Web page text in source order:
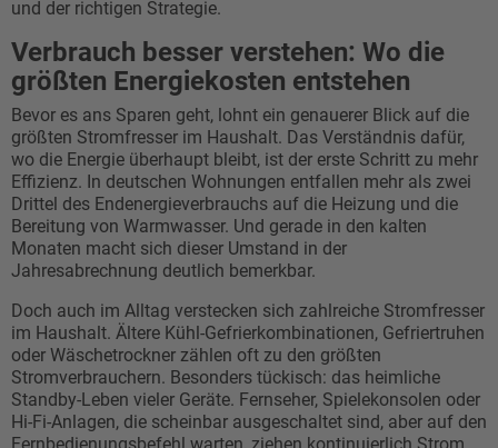
und der richtigen Strategie.
Verbrauch besser verstehen: Wo die
größten Energiekosten entstehen
Bevor es ans Sparen geht, lohnt ein genauerer Blick auf die
größten Stromfresser im Haushalt. Das Verständnis dafür,
wo die Energie überhaupt bleibt, ist der erste Schritt zu mehr
Effizienz. In deutschen Wohnungen entfallen mehr als zwei
Drittel des Endenergieverbrauchs auf die Heizung und die
Bereitung von Warmwasser. Und gerade in den kalten
Monaten macht sich dieser Umstand in der
Jahresabrechnung deutlich bemerkbar.
Doch auch im Alltag verstecken sich zahlreiche Stromfresser
im Haushalt. Ältere Kühl-Gefrierkombinationen, Gefriertruhen
oder Wäschetrockner zählen oft zu den größten
Stromverbrauchern. Besonders tückisch: das heimliche
Standby-Leben vieler Geräte. Fernseher, Spielekonsolen oder
Hi-Fi-Anlagen, die scheinbar ausgeschaltet sind, aber auf den